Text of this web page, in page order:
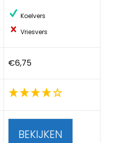
Koelvers
Vriesvers
€6,75
BEKIJKEN